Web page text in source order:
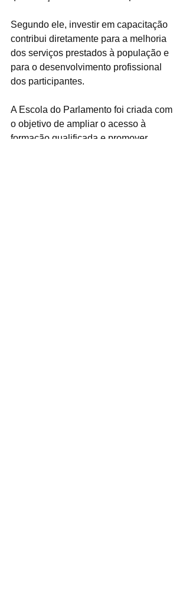
Segundo ele, investir em capacitação
contribui diretamente para a melhoria
dos serviços prestados à população e
para o desenvolvimento profissional
dos participantes.
A Escola do Parlamento foi criada com
o objetivo de ampliar o acesso à
formação qualificada e promover